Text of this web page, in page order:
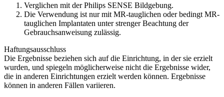
Verglichen mit der Philips SENSE Bildgebung.
Die Verwendung ist nur mit MR-tauglichen oder bedingt MR-
tauglichen Implantaten unter strenger Beachtung der
Gebrauchsanweisung zulässig.
Haftungsausschluss
Die Ergebnisse beziehen sich auf die Einrichtung, in der sie erzielt
wurden, und spiegeln möglicherweise nicht die Ergebnisse wider,
die in anderen Einrichtungen erzielt werden können. Ergebnisse
können in anderen Fällen variieren.